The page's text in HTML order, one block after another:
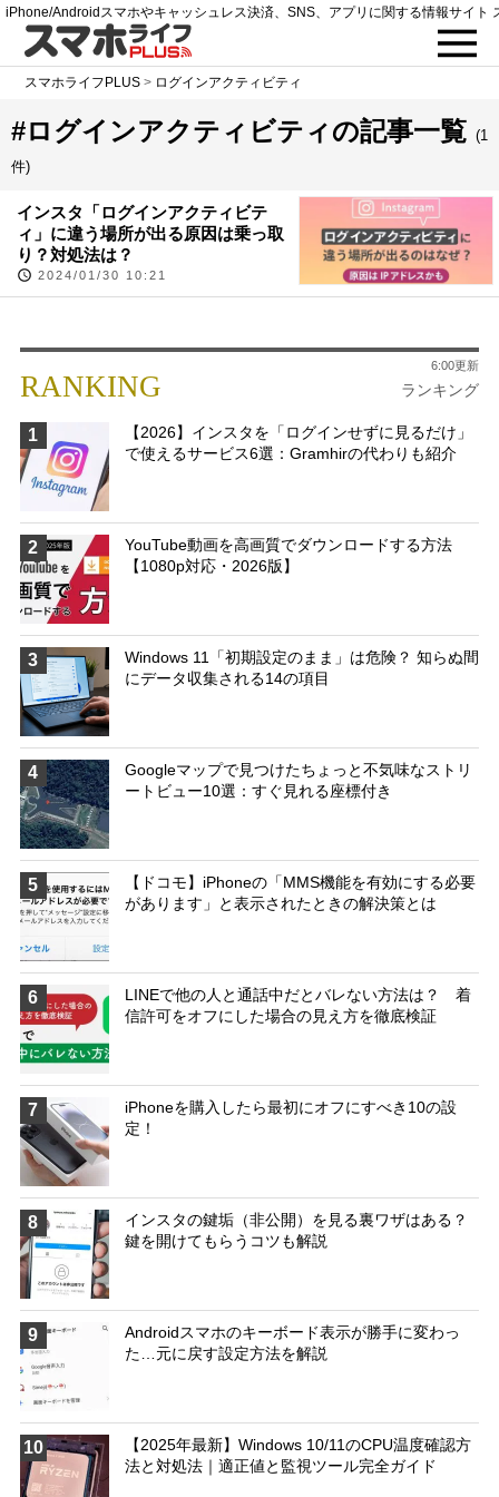
iPhone/Androidスマホやキャッシュレス決済、SNS、アプリに関する情報サイト
スマホライフPLUS > ログインアクティビティ
#ログインアクティビティの記事一覧 (1
件)
インスタ「ログインアクティビテ
ィ」に違う場所が出る原因は乗っ取
り？対処法は？
2024/01/30 10:21
RANKING ランキング
6:00更新
1
【2026】インスタを「ログインせずに見るだけ」
で使えるサービス6選：Gramhirの代わりも紹介
2
YouTube動画を高画質でダウンロードする方法
【1080p対応・2026版】
3
Windows 11「初期設定のまま」は危険？ 知らぬ間
にデータ収集される14の項目
4
Googleマップで見つけたちょっと不気味なストリ
ートビュー10選：すぐ見れる座標付き
5
【ドコモ】iPhoneの「MMS機能を有効にする必要
があります」と表示されたときの解決策とは
6
LINEで他の人と通話中だとバレない方法は？ 着
信許可をオフにした場合の見え方を徹底検証
7
iPhoneを購入したら最初にオフにすべき10の設
定！
8
インスタの鍵垢（非公開）を見る裏ワザはある？
鍵を開けてもらうコツも解説
9
Androidスマホのキーボード表示が勝手に変わっ
た…元に戻す設定方法を解説
10
【2025年最新】Windows 10/11のCPU温度確認方
法と対処法｜適正値と監視ツール完全ガイド